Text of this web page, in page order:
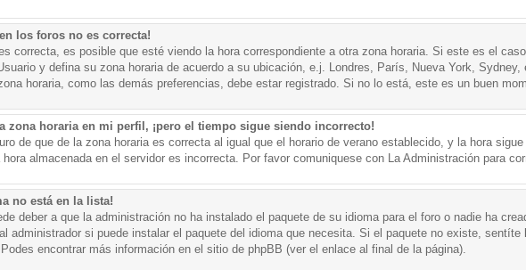
los foros no es correcta!
correcta, es posible que esté viendo la hora correspondiente a otra zona horaria. Si este es el
y defina su zona horaria de acuerdo a su ubicación, e.j. Londres, París, Nueva York, Sydney,
horaria, como las demás preferencias, debe estar registrado. Si no lo está, este es un buen
zona horaria en mi perfil, ¡pero el tiempo sigue siendo incorrecto!
de que de la zona horaria es correcta al igual que el horario de verano establecido, y la hora
almacenada en el servidor es incorrecta. Por favor comuniquese con La Administración para
no está en la lista!
deber a que la administración no ha instalado el paquete de su idioma para el foro o nadie ha
administrador si puede instalar el paquete del idioma que necesita. Si el paquete no existe, sentíte
encontrar más información en el sitio de phpBB (ver el enlace al final de la página).